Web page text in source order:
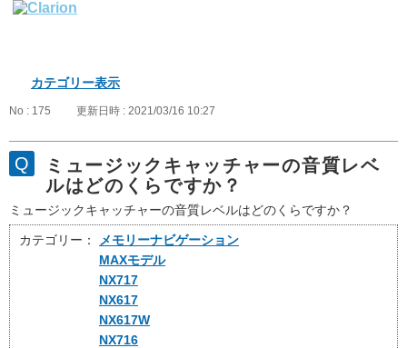
カテゴリー表示
No : 175 更新日時 : 2021/03/16 10:27
ミュージックキャッチャーの音質レベ
ルはどのくらですか？
ミュージックキャッチャーの音質レベルはどのくらですか？
カテゴリー：
メモリーナビゲーション
MAXモデル
NX717
NX617
NX617W
NX716